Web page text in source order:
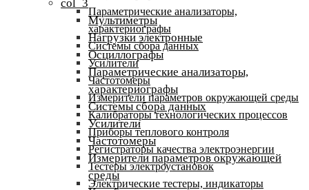
Параметрические анализаторы,
характериографы
Системы сбора данных
Усилители
Частотомеры
Измерители параметров окружающей среды
Калибраторы технологических процессов
Приборы теплового контроля
Регистраторы качества электроэнергии
Тестеры электроустановок
Электрические тестеры, индикаторы
col_3
Мультиметры
Нагрузки электронные
Осциллографы
Параметрические анализаторы,
характериографы
Системы сбора данных
Усилители
Частотомеры
Измерители параметров окружающей
среды